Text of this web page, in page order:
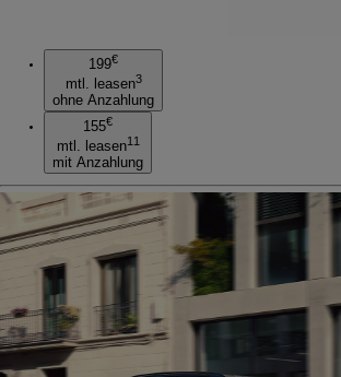
199€
mtl. leasen3
ohne Anzahlung
155€
mtl. leasen11
mit Anzahlung